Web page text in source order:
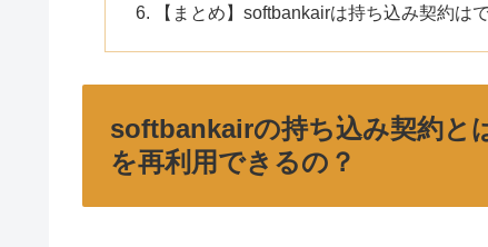
【まとめ】softbankairは持ち込み契約
softbankairの持ち込み契約と
を再利用できるの？